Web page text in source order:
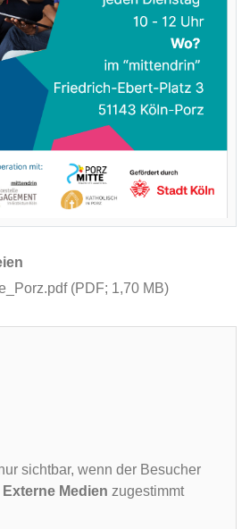
(PDF; 1,70 MB)
sichtbar, wenn der Besucher
Externe Medien zugestimmt